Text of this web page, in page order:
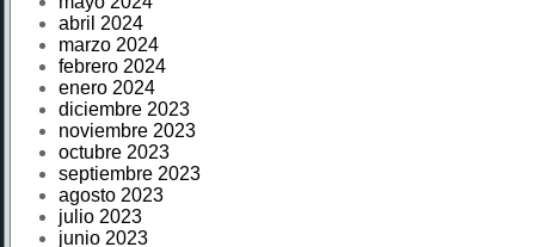
abril 2024
marzo 2024
febrero 2024
enero 2024
diciembre 2023
noviembre 2023
octubre 2023
septiembre 2023
agosto 2023
julio 2023
junio 2023